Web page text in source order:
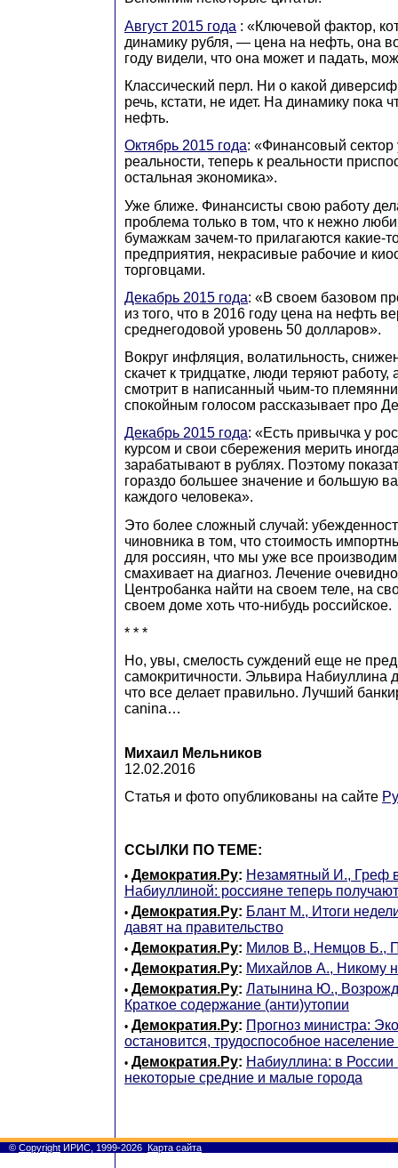
Август 2015 года : «Ключевой фактор,
динамику рубля, — цена на нефть, она
году видели, что она может и падать,
Классический перл. Ни о какой
речь, кстати, не идет. На динамику пока
нефть.
Октябрь 2015 года: «Финансовый сектор
реальности, теперь к реальности
остальная экономика».
Уже ближе. Финансисты свою работу
проблема только в том, что к нежно
бумажкам зачем-то прилагаются какие-
предприятия, некрасивые рабочие и
торговцами.
Декабрь 2015 года: «В своем базовом
из того, что в 2016 году цена на нефть
среднегодовой уровень 50 долларов».
Вокруг инфляция, волатильность,
скачет к тридцатке, люди теряют
смотрит в написанный чьим-то
спокойным голосом рассказывает про
Декабрь 2015 года: «Есть привычка у
курсом и свои сбережения мерить
зарабатывают в рублях. Поэтому
гораздо большее значение и большую
каждого человека».
Это более сложный случай:
чиновника в том, что стоимость
для россиян, что мы уже все
смахивает на диагноз. Лечение
Центробанка найти на своем теле, на
своем доме хоть что-нибудь российское.
* * *
Но, увы, смелость суждений еще не
самокритичности. Эльвира Набиуллина
что все делает правильно. Лучший
canina…
Михаил Мельников
12.02.2016
Статья и фото опубликованы на сайте
ССЫЛКИ ПО ТЕМЕ:
• Демократия.Ру: Незамятный И., Греф
Набиуллиной: россияне теперь
• Демократия.Ру: Блант М., Итоги
давят на правительство
• Демократия.Ру: Милов В., Немцов Б.,
• Демократия.Ру: Михайлов А., Никому
• Демократия.Ру: Латынина Ю.,
Краткое содержание (анти)утопии
• Демократия.Ру: Прогноз министра:
остановится, трудоспособное население
• Демократия.Ру: Набиуллина: в
некоторые средние и малые города
© Copyright ИРИС, 1999-2026 Карта сайта